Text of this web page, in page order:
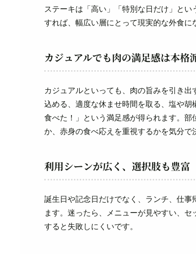
ステーキは「高い」「特別な日だけ」と
すれば、幅広い層にとって現実的な外食に
カジュアルでも肉の満足感は本格
カジュアルといっても、肉の旨みを引き
込める、適度な休ませ時間を取る、塩や
食べた！」という満足感が得られます。
か、赤身の食べ応えを重視するかを気分で
利用シーンが広く、選択肢も豊富
誕生日や記念日だけでなく、ランチ、仕
ます。迷ったら、メニューが見やすい、
すると失敗しにくいです。